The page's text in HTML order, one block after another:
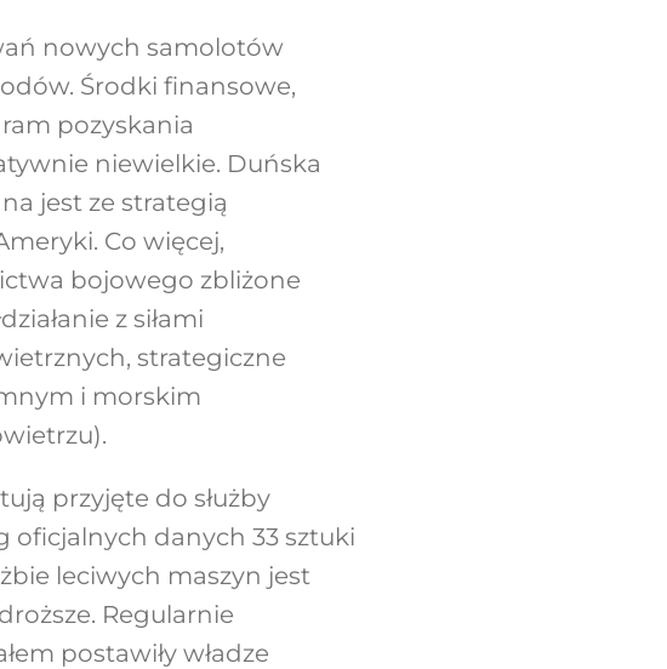
nowych samolotów
Środki finansowe,
pozyskania
niewielkie. Duńska
jest ze strategią
Co więcej,
bojowego zbliżone
z siłami
strategiczne
i morskim
przyjęte do służby
oficjalnych danych 33 sztuki
leciwych maszyn jest
Regularnie
postawiły władze